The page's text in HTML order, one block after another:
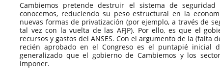
Cambiemos pretende destruir el sistema de
conocemos, reduciendo su peso estructural en la
nuevas formas de privatización (por ejemplo, a través de
tal vez con la vuelta de las AFJP). Por ello, es que el
recursos y gastos del ANSES. Con el argumento de la (falta
recién aprobado en el Congreso es el puntapié inicial
generalizado que el gobierno de Cambiemos y los
imponer.